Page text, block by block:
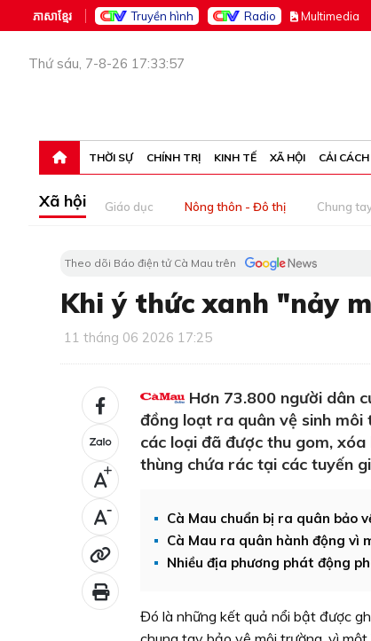
ភាសាខ្មែរ Truyền hình Radio Multimedia
Thứ sáu, 7-8-26 17:33:57
THỜI SỰ CHÍNH TRỊ KINH TẾ XÃ HỘI CẢI
Xã hội Giáo dục Nông thôn - Đô thị Chung
Theo dõi Báo điện tử Cà Mau trên
Khi ý thức xanh "nảy
11 tháng 06 2026 17:25
+
-
Hơn 73.800 người dân
đồng loạt ra quân vệ sinh
các loại đã được thu gom,
thùng chứa rác tại các tuyến
Cà Mau chuẩn bị ra quân bảo
Cà Mau ra quân hành động vì
Nhiều địa phương phát động
Đó là những kết quả nổi bật được